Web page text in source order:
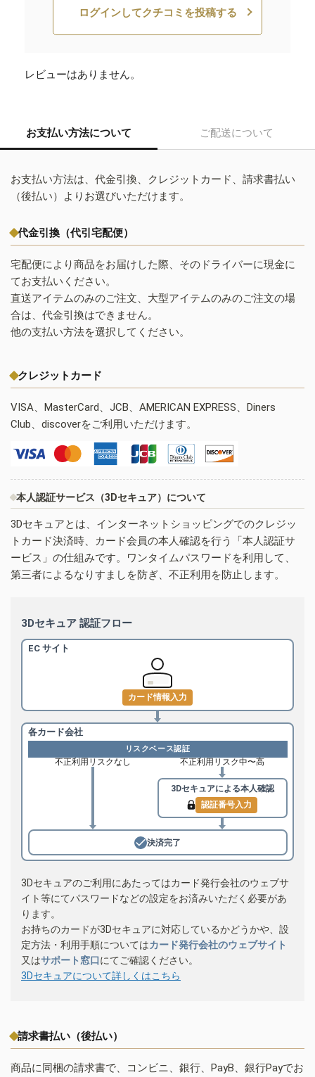
ログインしてクチコミを投稿する
レビューはありません。
お支払い方法について ご配送について
お支払い方法は、代金引換、クレジットカード、請求書払い
（後払い）よりお選びいただけます。
代金引換（代引宅配便）
宅配便により商品をお届けした際、そのドライバーに現金に
てお支払いください。
直送アイテムのみのご注文、大型アイテムのみのご注文の場
合は、代金引換はできません。
他の支払い方法を選択してください。
クレジットカード
VISA、MasterCard、JCB、AMERICAN EXPRESS、Diners
Club、discoverをご利用いただけます。
本人認証サービス（3Dセキュア）について
3Dセキュアとは、インターネットショッピングでのクレジッ
トカード決済時、カード会員の本人確認を行う「本人認証サ
ービス」の仕組みです。ワンタイムパスワードを利用して、
第三者によるなりすましを防ぎ、不正利用を防止します。
3Dセキュア 認証フロー
EC サイト
カード情報入力
各カード会社
リスクベース認証
不正利用リスクなし 不正利用リスク中〜高
3Dセキュアによる本人確認
認証番号入力
決済完了
3Dセキュアのご利用にあたってはカード発行会社のウェブサ
イト等にてパスワードなどの設定をお済みいただく必要があ
ります。
お持ちのカードが3Dセキュアに対応しているかどうかや、設
定方法・利用手順についてはカード発行会社のウェブサイト
又はサポート窓口にてご確認ください。
3Dセキュアについて詳しくはこちら
請求書払い（後払い）
商品に同梱の請求書で、コンビニ、銀行、PayB、銀行Payでお